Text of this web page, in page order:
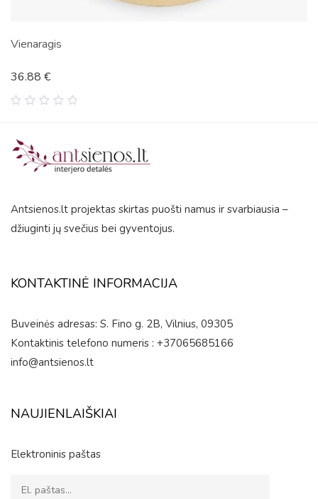
Vienaragis
5
36.88 €
Antsienos.lt projektas skirtas puošti namus ir svarbiausia –
džiuginti jų svečius bei gyventojus.
KONTAKTINĖ INFORMACIJA
Buveinės adresas: S. Fino g. 2B, Vilnius, 09305
Kontaktinis telefono numeris : +37065685166
info@antsienos.lt
NAUJIENLAIŠKIAI
Elektroninis paštas